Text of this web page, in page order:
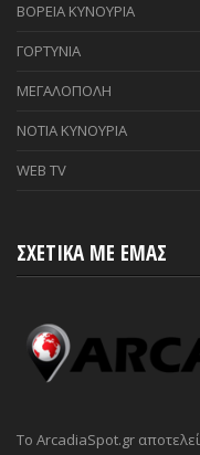
ΒΟΡΕΙΑ ΚΥΝΟΥΡΙΑ
ΓΟΡΤΥΝΙΑ
ΜΕΓΑΛΟΠΟΛΗ
ΝΟΤΙΑ ΚΥΝΟΥΡΙΑ
WEB TV
ΣΧΕΤΙΚΑ ΜΕ ΕΜΑΣ
Το ArcadiaSpot.gr